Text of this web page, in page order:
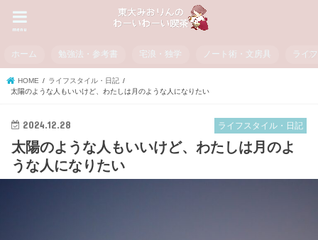
menu
ホーム 勉強法・参考書 宅浪・独学 ノート術・文房具 ライ
HOME
ライフスタイル・日記
太陽のような人もいいけど、わたしは月のような人になりたい
ライフスタイル・日記
2024.12.28
太陽のような人もいいけど、わたしは月のよ
うな人になりたい